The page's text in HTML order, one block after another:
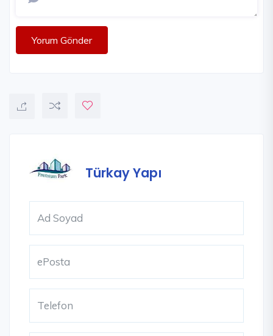
Yorum Gönder
Türkay Yapı